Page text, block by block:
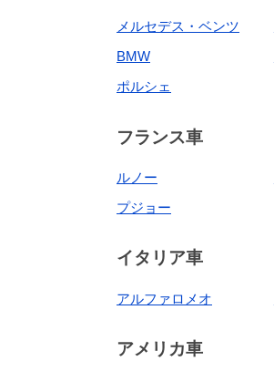
メルセデス・ベンツ
BMW
ポルシェ
フランス車
ルノー
プジョー
イタリア車
アルファロメオ
アメリカ車